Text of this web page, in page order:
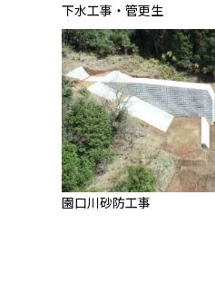
下水工事・管更生
園口川砂防工事